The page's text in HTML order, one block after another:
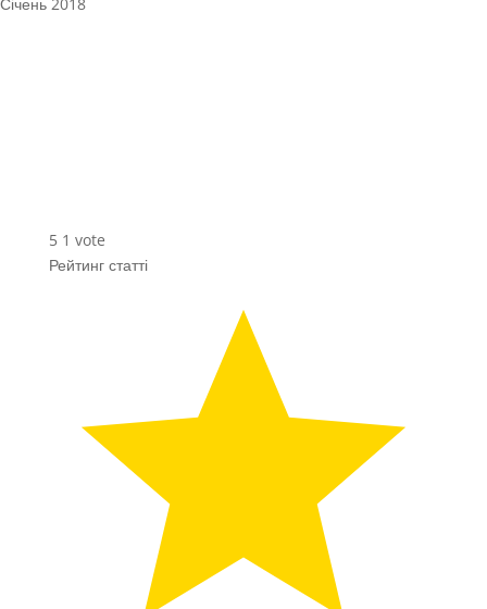
Січень 2018
5 1 vote
Рейтинг статті